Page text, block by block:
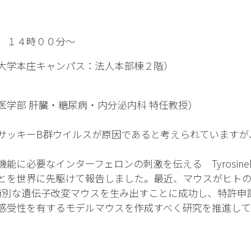
４時００分～
庄キャンパス：法人本部棟２階）
部 肝臓・糖尿病・内分泌内科 特任教授）
キーB群ウイルスが原因であると考えられています
に必要なインターフェロンの刺激を伝える
世界に先駆けて報告しました。最近、マウスがヒト
な遺伝子改変マウスを生み出すことに成功し、特許
性を有するモデルマウスを作成すべく研究を推進して